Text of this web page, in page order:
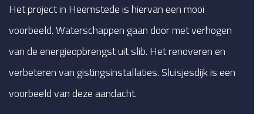
Het project in Heemstede is hiervan een mooi
voorbeeld. Waterschappen gaan door met verhogen
van de energieopbrengst uit slib. Het renoveren en
verbeteren van gistingsinstallaties. Sluisjesdijk is een
voorbeeld van deze aandacht.